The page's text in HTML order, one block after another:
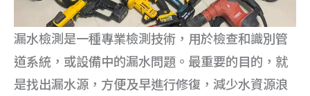
漏水檢測是一種專業檢測技術，用於檢查和識別管
道系統，或設備中的漏水問題。最重要的目的，就
是找出漏水源，方便及早進行修復，減少水資源浪